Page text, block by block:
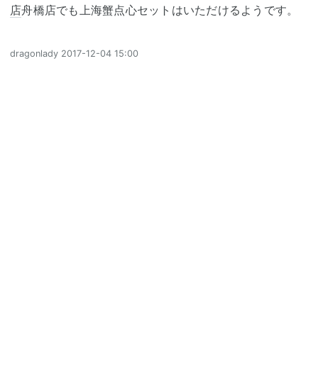
店舟橋店でも上海蟹点心セットはいただけるようです。
dragonlady 2017-12-04 15:00